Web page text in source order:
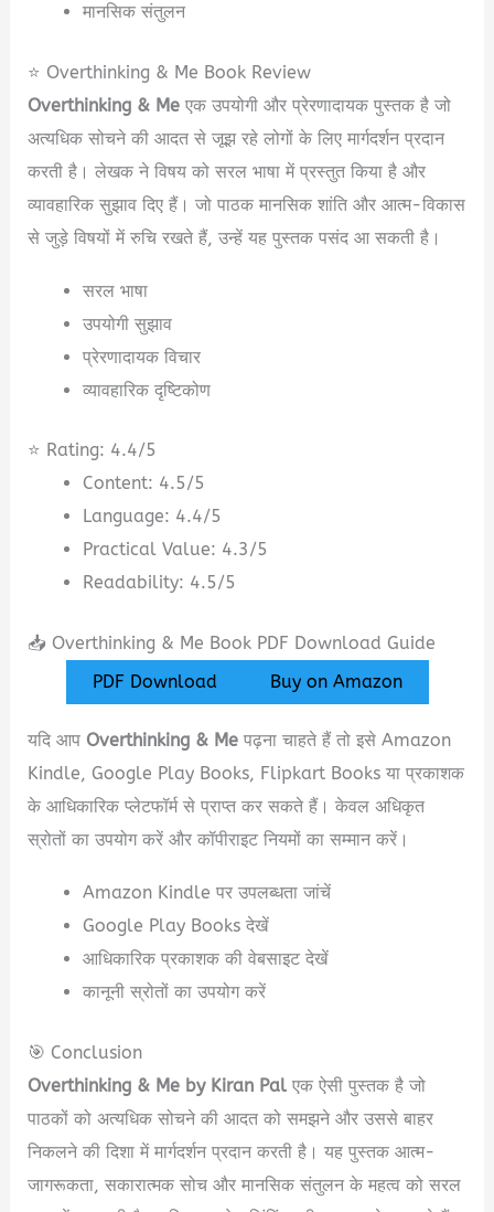
मानसिक संतुलन
⭐ Overthinking & Me Book Review
Overthinking & Me एक उपयोगी और प्रेरणादायक पुस्तक है जो
अत्यधिक सोचने की आदत से जूझ रहे लोगों के लिए मार्गदर्शन प्रदान
करती है। लेखक ने विषय को सरल भाषा में प्रस्तुत किया है और
व्यावहारिक सुझाव दिए हैं। जो पाठक मानसिक शांति और आत्म-विकास
से जुड़े विषयों में रुचि रखते हैं, उन्हें यह पुस्तक पसंद आ सकती है।
सरल भाषा
उपयोगी सुझाव
प्रेरणादायक विचार
व्यावहारिक दृष्टिकोण
⭐ Rating: 4.4/5
Content: 4.5/5
Language: 4.4/5
Practical Value: 4.3/5
Readability: 4.5/5
📥 Overthinking & Me Book PDF Download Guide
PDF Download
Buy on Amazon
यदि आप Overthinking & Me पढ़ना चाहते हैं तो इसे Amazon
Kindle, Google Play Books, Flipkart Books या प्रकाशक
के आधिकारिक प्लेटफॉर्म से प्राप्त कर सकते हैं। केवल अधिकृत
स्रोतों का उपयोग करें और कॉपीराइट नियमों का सम्मान करें।
Amazon Kindle पर उपलब्धता जांचें
Google Play Books देखें
आधिकारिक प्रकाशक की वेबसाइट देखें
कानूनी स्रोतों का उपयोग करें
🎯 Conclusion
Overthinking & Me by Kiran Pal एक ऐसी पुस्तक है जो
पाठकों को अत्यधिक सोचने की आदत को समझने और उससे बाहर
निकलने की दिशा में मार्गदर्शन प्रदान करती है। यह पुस्तक आत्म-
जागरूकता, सकारात्मक सोच और मानसिक संतुलन के महत्व को सरल